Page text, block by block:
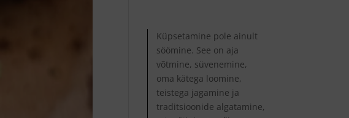
Küpsetamine pole ainult
söömine. See on aja
võtmine, süvenemine,
oma kätega loomine,
teistega jagamine ja
traditsioonide algatamine,